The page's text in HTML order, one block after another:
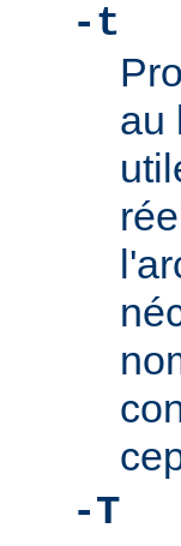
-t
au
-T